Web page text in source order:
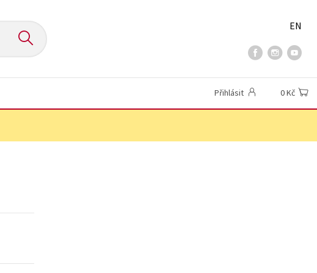
EN
Přihlásit 0 Kč